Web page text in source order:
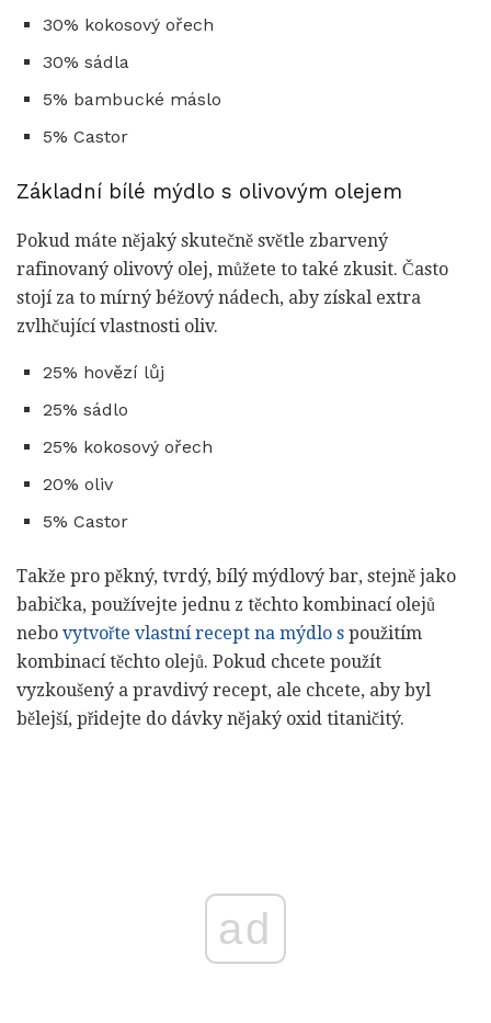
30% kokosový ořech
30% sádla
5% bambucké máslo
5% Castor
Základní bílé mýdlo s olivovým olejem
Pokud máte nějaký skutečně světle zbarvený
rafinovaný olivový olej, můžete to také zkusit. Často
stojí za to mírný béžový nádech, aby získal extra
zvlhčující vlastnosti oliv.
25% hovězí lůj
25% sádlo
25% kokosový ořech
20% oliv
5% Castor
Takže pro pěkný, tvrdý, bílý mýdlový bar, stejně jako
babička, používejte jednu z těchto kombinací olejů
nebo vytvořte vlastní recept na mýdlo s použitím
kombinací těchto olejů. Pokud chcete použít
vyzkoušený a pravdivý recept, ale chcete, aby byl
bělejší, přidejte do dávky nějaký oxid titaničitý.
ad